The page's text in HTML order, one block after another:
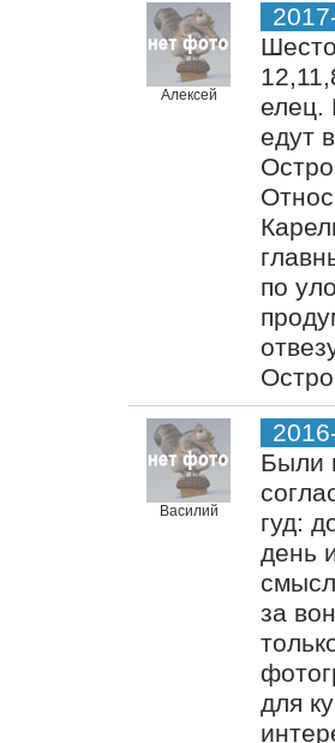
Алексей
елец.
едут
по
Василий
Были
гуд:
день
за
для